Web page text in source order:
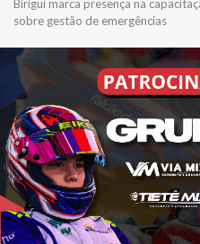
Birigui marca presença na
sobre gestão de emergências